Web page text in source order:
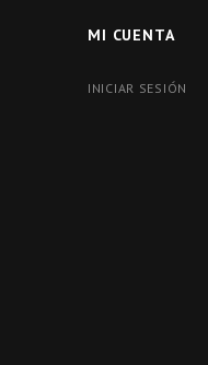
MI CUENTA
INICIAR SESIÓN